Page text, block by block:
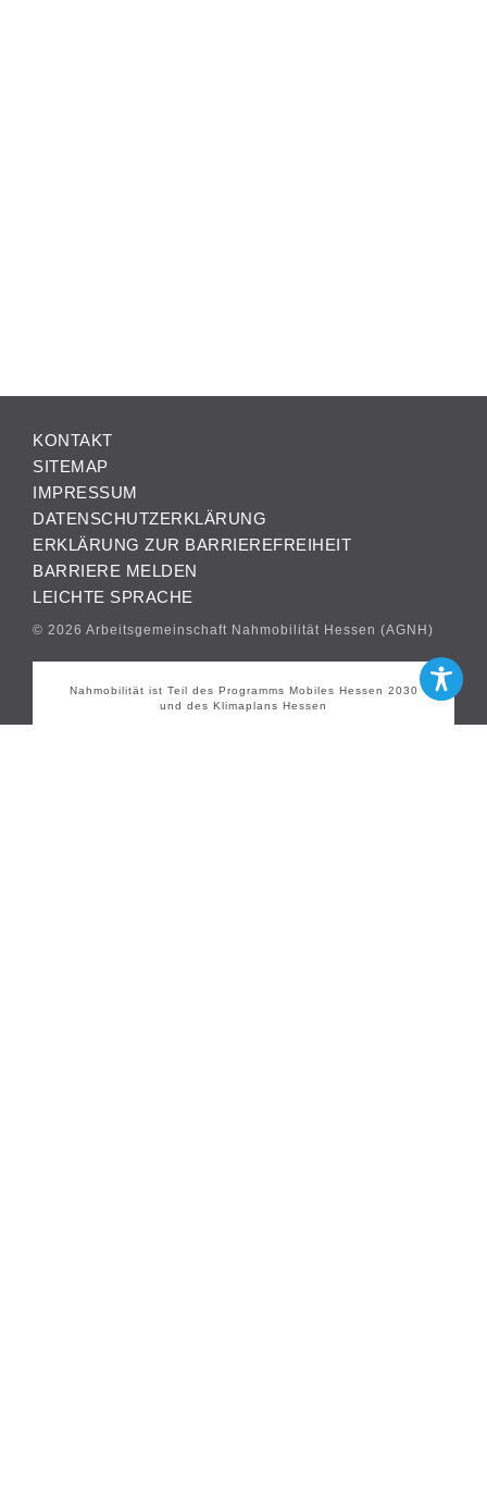
KONTAKT
SITEMAP
IMPRESSUM
DATENSCHUTZERKLÄRUNG
ERKLÄRUNG ZUR BARRIEREFREIHEIT
BARRIERE MELDEN
LEICHTE SPRACHE
© 2026 Arbeitsgemeinschaft Nahmobilität Hessen (AGNH)
Nahmobilität ist Teil des Programms Mobiles Hessen 2030
und des Klimaplans Hessen